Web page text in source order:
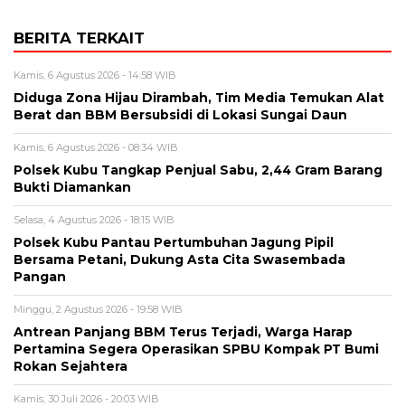
BERITA TERKAIT
Kamis, 6 Agustus 2026 - 14:58 WIB
Diduga Zona Hijau Dirambah, Tim Media Temukan Alat
Berat dan BBM Bersubsidi di Lokasi Sungai Daun
Kamis, 6 Agustus 2026 - 08:34 WIB
Polsek Kubu Tangkap Penjual Sabu, 2,44 Gram Barang
Bukti Diamankan
Selasa, 4 Agustus 2026 - 18:15 WIB
Polsek Kubu Pantau Pertumbuhan Jagung Pipil
Bersama Petani, Dukung Asta Cita Swasembada
Pangan
Minggu, 2 Agustus 2026 - 19:58 WIB
Antrean Panjang BBM Terus Terjadi, Warga Harap
Pertamina Segera Operasikan SPBU Kompak PT Bumi
Rokan Sejahtera
Kamis, 30 Juli 2026 - 20:03 WIB